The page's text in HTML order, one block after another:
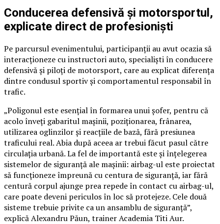
Conducerea defensivă și motorsportul,
explicate direct de profesioniști
Pe parcursul evenimentului, participanții au avut ocazia să
interacționeze cu instructori auto, specialiști în conducere
defensivă și piloți de motorsport, care au explicat diferența
dintre condusul sportiv și comportamentul responsabil în
trafic.
„Poligonul este esențial în formarea unui șofer, pentru că
acolo înveți gabaritul mașinii, poziționarea, frânarea,
utilizarea oglinzilor și reacțiile de bază, fără presiunea
traficului real. Abia după aceea ar trebui făcut pasul către
circulația urbană. La fel de importantă este și înțelegerea
sistemelor de siguranță ale mașinii: airbag-ul este proiectat
să funcționeze împreună cu centura de siguranță, iar fără
centură corpul ajunge prea repede în contact cu airbag-ul,
care poate deveni periculos în loc să protejeze. Cele două
sisteme trebuie privite ca un ansamblu de siguranță”,
explică Alexandru Păun, trainer Academia Titi Aur.